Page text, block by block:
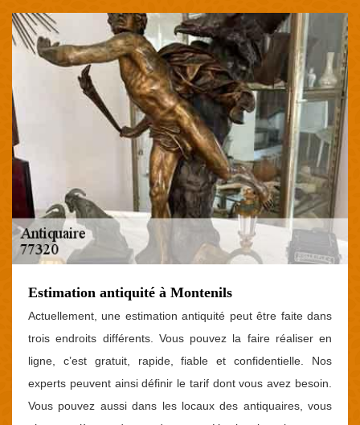
Estimation antiquité à Montenils
Actuellement, une estimation antiquité peut être faite dans
trois endroits différents. Vous pouvez la faire réaliser en
ligne, c’est gratuit, rapide, fiable et confidentielle. Nos
experts peuvent ainsi définir le tarif dont vous avez besoin.
Vous pouvez aussi dans les locaux des antiquaires, vous